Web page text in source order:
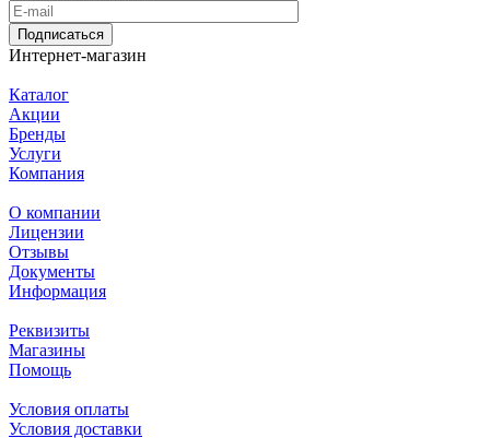
Подписаться
Интернет-магазин
Каталог
Акции
Бренды
Услуги
Компания
О компании
Лицензии
Отзывы
Документы
Информация
Реквизиты
Магазины
Помощь
Условия оплаты
Условия доставки